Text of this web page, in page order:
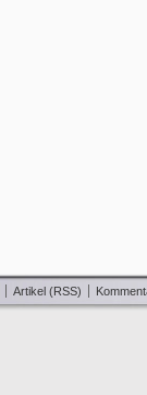
Artikel (RSS)